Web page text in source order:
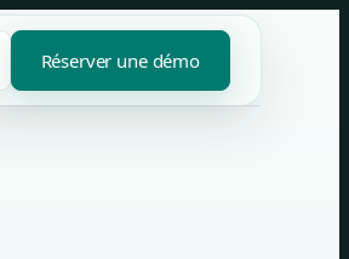
Réserver une démo